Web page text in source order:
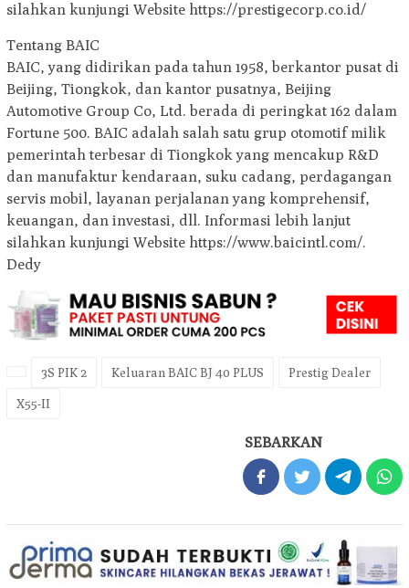
silahkan kunjungi Website https://prestigecorp.co.id/
Tentang BAIC
BAIC, yang didirikan pada tahun 1958, berkantor pusat di
Beijing, Tiongkok, dan kantor pusatnya, Beijing
Automotive Group Co, Ltd. berada di peringkat 162 dalam
Fortune 500. BAIC adalah salah satu grup otomotif milik
pemerintah terbesar di Tiongkok yang mencakup R&D
dan manufaktur kendaraan, suku cadang, perdagangan
servis mobil, layanan perjalanan yang komprehensif,
keuangan, dan investasi, dll. Informasi lebih lanjut
silahkan kunjungi Website https://www.baicintl.com/.
Dedy
3S PIK 2 Keluaran BAIC BJ 40 PLUS Prestig Dealer
X55-II
SEBARKAN